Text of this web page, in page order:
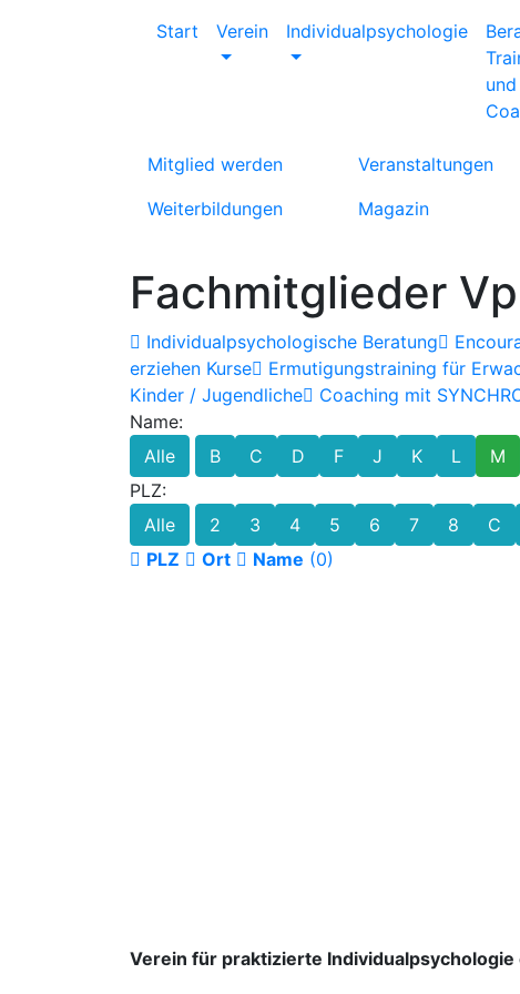
Start Verein Individualpsychologie
und
Mitglied werden
Weiterbildungen
Veranstaltungen
Magazin
Fachmitglieder
Individualpsychologische Beratung
erziehen Kurse
Ermutigungstraining für
Kinder / Jugendliche
Coaching mit
Name:
Alle
B C D F J K L M
PLZ:
Alle
2 3 4 5 6 7 8 C
PLZ
Ort Name (0)
Verein für praktizierte Individualpsychologie